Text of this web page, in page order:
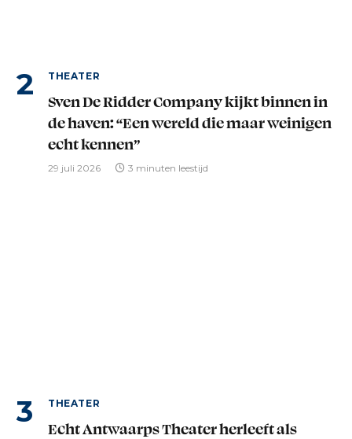
THEATER
Sven De Ridder Company kijkt binnen in
de haven: “Een wereld die maar weinigen
echt kennen”
29 juli 2026 3 minuten leestijd
THEATER
Echt Antwaarps Theater herleeft als